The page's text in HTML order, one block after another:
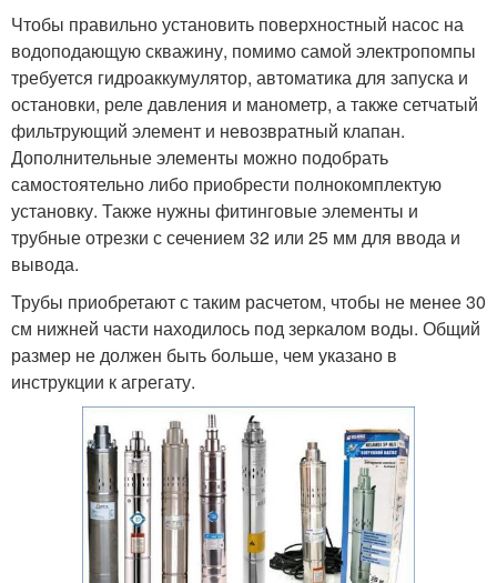
Чтобы правильно установить поверхностный насос на
водоподающую скважину, помимо самой электропомпы
требуется гидроаккумулятор, автоматика для запуска и
остановки, реле давления и манометр, а также сетчатый
фильтрующий элемент и невозвратный клапан.
Дополнительные элементы можно подобрать
самостоятельно либо приобрести полнокомплектую
установку. Также нужны фитинговые элементы и
трубные отрезки с сечением 32 или 25 мм для ввода и
вывода.
Трубы приобретают с таким расчетом, чтобы не менее 30
см нижней части находилось под зеркалом воды. Общий
размер не должен быть больше, чем указано в
инструкции к агрегату.